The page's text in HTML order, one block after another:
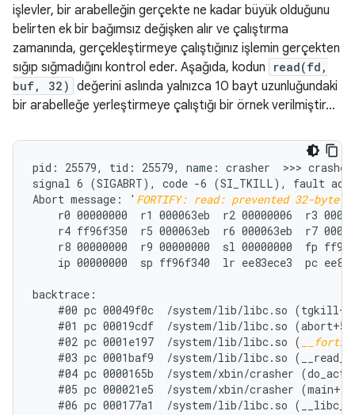
işlevler, bir arabelleğin gerçekte ne kadar büyük olduğunu
belirten ek bir bağımsız değişken alır ve çalıştırma
zamanında, gerçekleştirmeye çalıştığınız işlemin gerçekten
sığıp sığmadığını kontrol eder. Aşağıda, kodun
read(fd,
buf, 32) değerini aslında yalnızca 10 bayt uzunluğundaki
bir arabelleğe yerleştirmeye çalıştığı bir örnek verilmiştir...
pid: 25579, tid: 25579, name: crasher  >>> crasher
signal 6 (SIGABRT), code -6 (SI_TKILL), fault
Abort message: ' FORTIFY: read: prevented 32-
r0 00000000  r1 000063eb  r2 00000006  r3
r4 ff96f350  r5 000063eb  r6 000063eb  r7
r8 00000000  r9 00000000  sl 00000000  fp
ip 00000000  sp ff96f340  lr ee83ece3  pc
backtrace:
#00 pc 00049f0c  /system/lib/libc.so
#01 pc 00019cdf  /system/lib/libc.so
    #02 pc 0001e197  /system/lib/libc.so (
#03 pc 0001baf9  /system/lib/libc.so
#04 pc 0000165b  /system/xbin/crasher
#05 pc 000021e5  /system/xbin/crasher
#06 pc 000177a1  /system/lib/libc.so